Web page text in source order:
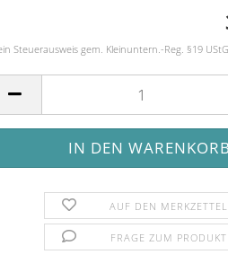
Steuerausweis gem. Kleinuntern.-Reg. §19
AUF DEN MERKZETTEL
FRAGE ZUM PRODUKT